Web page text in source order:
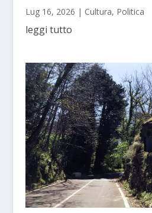
Lug 16, 2026 | Cultura, Politica
leggi tutto